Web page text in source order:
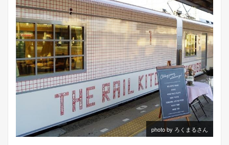
photo by ろくまるさん